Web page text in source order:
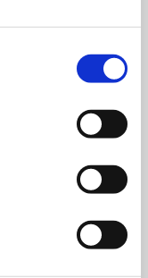
Aprilia 3 Stück